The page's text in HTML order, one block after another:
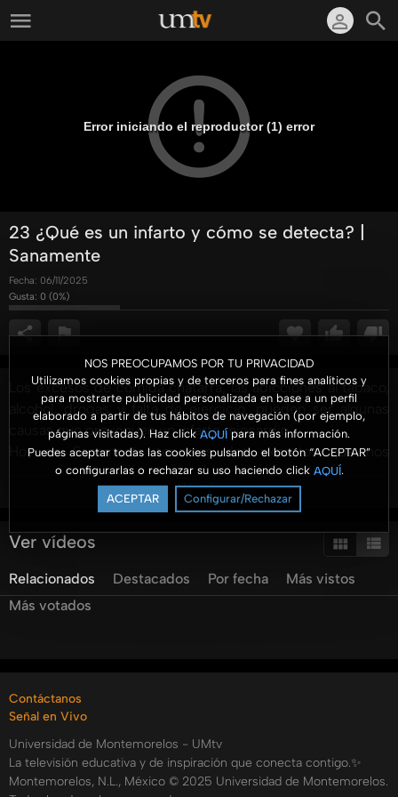
NOS PREOCUPAMOS POR TU PRIVACIDAD
Utilizamos cookies propias y de terceros para fines analíticos y
para mostrarte publicidad personalizada en base a un perfil
elaborado a partir de tus hábitos de navegación (por ejemplo,
páginas visitadas). Haz click AQUÍ para más información.
Puedes aceptar todas las cookies pulsando el botón “ACEPTAR”
o configurarlas o rechazar su uso haciendo click AQUÍ.
ACEPTAR Configurar/Rechazar
Error iniciando el reproductor (1) error
23 ¿Qué es un infarto y cómo se detecta? |
Sanamente
Fecha: 06/11/2025
Gusta: 0 (0%)
Los excesos de comida chatarra, las adicciones al tabaco,
alcohol, drogas y falta de ejercicio, pueden ser algunas
causas que provoquen un infarto miocardio.
Hoy en Sanamente tenemos dos expertos que nos
despejarán algunas dudas con respecto a la generación de
los distintos infartos, causas, síntomas, y nos orientaran en
como prevenir este tipo de acontecimiento de salud.
Categorías:
Tags:
umtv universidad de montemorelos sanamente infarto
Ver más
Ver vídeos
Relacionados Destacados Por fecha
Más vistos
Más votados
Contáctanos
Señal en Vivo
Universidad de Montemorelos - UMtv
La televisión educativa y de inspiración que conecta contigo.✨
Montemorelos, N.L., México © 2025 Universidad de Montemorelos.